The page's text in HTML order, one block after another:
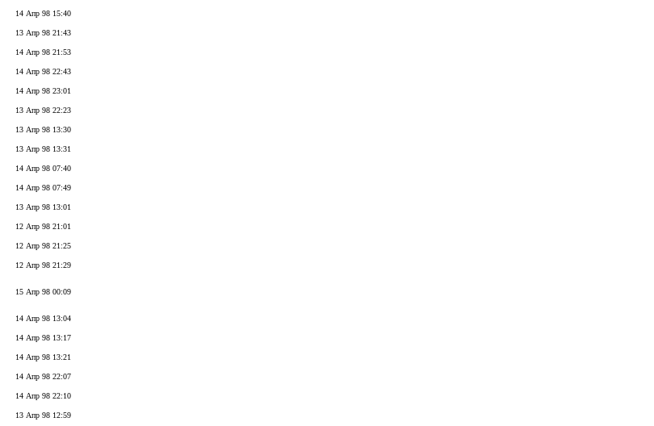
14 Апр 98 15:40
13 Апр 98 21:43
14 Апр 98 21:53
14 Апр 98 22:43
14 Апр 98 23:01
13 Апр 98 22:23
13 Апр 98 13:30
13 Апр 98 13:31
14 Апр 98 07:40
14 Апр 98 07:49
13 Апр 98 13:01
12 Апр 98 21:01
12 Апр 98 21:25
12 Апр 98 21:29
15 Апр 98 00:09
14 Апр 98 13:04
14 Апр 98 13:17
14 Апр 98 13:21
14 Апр 98 22:07
14 Апр 98 22:10
13 Апр 98 12:59